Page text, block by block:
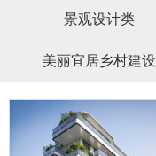
景观设计类
美丽宜居乡村建设